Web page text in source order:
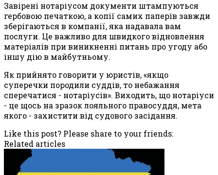
Завірені нотаріусом документи штампуються
гербовою печаткою, а копії самих паперів завжди
зберігаються в компанії, яка надавала вам
послуги. Це важливо для швидкого відновлення
матеріалів при виникненні питань про угоду або
іншу дію в майбутньому.
Як прийнято говорити у юристів, «якщо
суперечки породили суддів, то небажання
сперечатися - нотаріусів». Виходить, що нотаріуси
- це щось на зразок лояльного правосуддя, мета
якого - захистити від судового засідання.
Like this post? Please share to your friends:
Related articles